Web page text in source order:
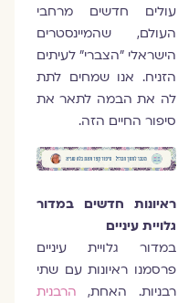
עולים חדשים מרחבי
העולם, שהמיינסטרים
הישראלי "הצברי" לעיתים
הזניח. אנו שמחים לתת
לה את הבמה לתאר את
סיפור החיים הזה.
ראיונות חדשים במדור
גלויית עיניים
במדור גלויית עיניים
פרסמנו ראיונות עם שתי
רבניות. האחת,
הרבנית